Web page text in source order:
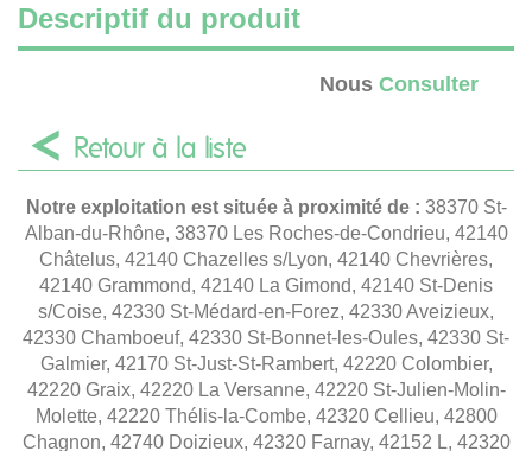
Descriptif du produit
Nous Consulter
Retour à la liste
Notre exploitation est située à proximité de : 38370 St-
Alban-du-Rhône, 38370 Les Roches-de-Condrieu, 42140
Châtelus, 42140 Chazelles s/Lyon, 42140 Chevrières,
42140 Grammond, 42140 La Gimond, 42140 St-Denis
s/Coise, 42330 St-Médard-en-Forez, 42330 Aveizieux,
42330 Chamboeuf, 42330 St-Bonnet-les-Oules, 42330 St-
Galmier, 42170 St-Just-St-Rambert, 42220 Colombier,
42220 Graix, 42220 La Versanne, 42220 St-Julien-Molin-
Molette, 42220 Thélis-la-Combe, 42320 Cellieu, 42800
Chagnon, 42740 Doizieux, 42320 Farnay, 42152 L, 42320